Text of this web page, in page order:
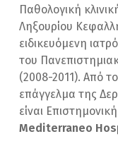
Παθολογική
Ληξουρίου
ειδικευόμενη
του
(2008-2011). Από
επάγγελμα της
είναι
Mediterraneo